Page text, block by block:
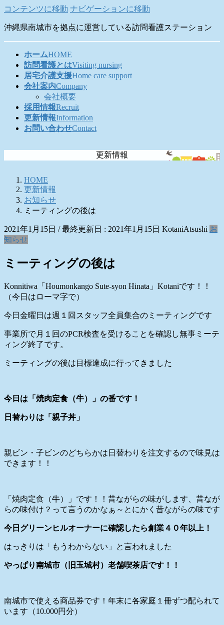
コンテンツに移動 ナビゲーションに移動
沖縄県南城市を拠点に運営している訪問看護ステーション
ホームHOME
訪問看護とはVisiting nursing
居宅介護支援Home care support
会社案内Company
会社概要
採用情報Recruit
更新情報Information
お問い合わせContact
更新情報
HOME
更新情報
お知らせ
ミーティングの後は
2021年1月15日 / 最終更新日 : 2021年1月15日 KotaniAtsushi お
知らせ
ミーティングの後は
Konnitiwa「Houmonkango Sute-syon Hinata」Kotaniです！！
（今日はローマ字で）
今日金曜日は週１回スタッフ全員集合のミーティングです
事業所で月１回のPCR検査を受けることを確認し無事ミーテ
ィング終了です。
ミーティングの後は目標達成に行ってきました
今日は「焼肉定食（牛）」の番です！
日替わりは「親子丼」
親ビン・子ビンのどちらかは日替わりを注文するので味見は
できます！！
「焼肉定食（牛）」です！！昔ながらの味がします、昔なが
らの味付け？って言うのかなぁ～とにかく昔ながらの味です
今日グリーンヒルオーナーに確認したら創業４０年以上！
はっきりは「もうわからない」と言われました
やっぱり南城市（旧玉城村）老舗喫茶店です！！
南城市で使える商品券です！年末に各家庭１冊ずつ配られて
います（10.000円分）